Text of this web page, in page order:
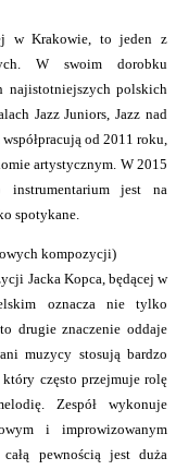
w Krakowie, to jeden z
W swoim dorobku
najistotniejszych polskich
Jazz Juniors, Jazz nad
od 2011 roku,
artystycznym. W 2015
jest na
spotykane.
kompozycji)
Jacka Kopca, będącej w
oznacza nie tylko
drugie znaczenie oddaje
muzycy stosują bardzo
często przejmuje rolę
Zespół wykonuje
i improwizowanym
pewnością jest duża